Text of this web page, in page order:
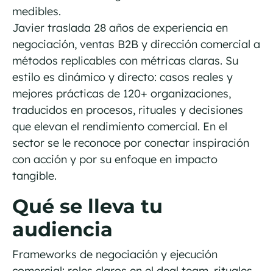
medibles.
Javier traslada 28 años de experiencia en
negociación, ventas B2B y dirección comercial a
métodos replicables con métricas claras. Su
estilo es dinámico y directo: casos reales y
mejores prácticas de 120+ organizaciones,
traducidos en procesos, rituales y decisiones
que elevan el rendimiento comercial. En el
sector se le reconoce por conectar inspiración
con acción y por su enfoque en impacto
tangible.
Qué se lleva tu
audiencia
Frameworks de negociación y ejecución